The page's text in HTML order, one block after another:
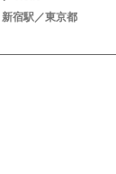
新宿駅／東京都